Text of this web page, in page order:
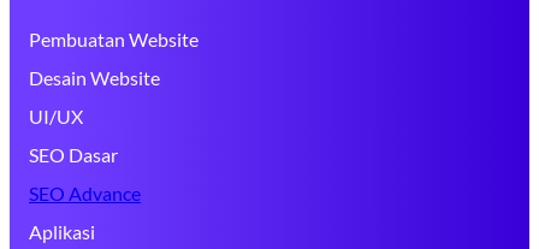
Pembuatan Website
Desain Website
UI/UX
SEO Dasar
SEO Advance
Aplikasi